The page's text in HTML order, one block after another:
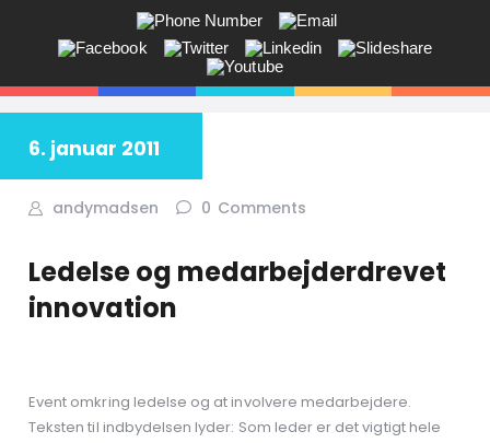
ANDY V.S. MADSEN:
KOMMUNIKATION, COACHING,
EVENTS, NETVÆRK,
Får du ikke sagt tingene på den rigtige måde? Savner du flere kunder
i butikken? Jeg hjælper dig!
6. januar 2011
andymadsen 0 Comments
Ledelse og medarbejderdrevet
innovation
Event omkring ledelse og at involvere medarbejdere.
Teksten til indbydelsen lyder: Som leder er det vigtigt hele